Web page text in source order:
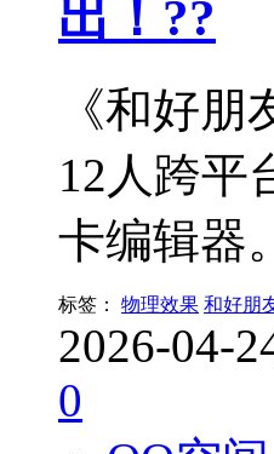
出！??
《和好
12人跨平
卡编辑器
标签： 物理效果 和好朋
2026-04-
0